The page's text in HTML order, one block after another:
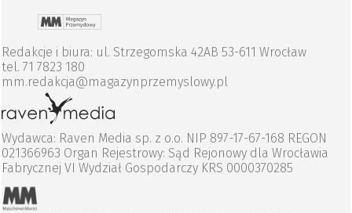
Redakcje i biura: ul. Strzegomska 42AB 53-611 Wrocław
tel. 71 7823 180
mm.redakcja@magazynprzemyslowy.pl
Wydawca: Raven Media sp. z o.o. NIP 897-17-67-168 REGON
021366963 Organ Rejestrowy: Sąd Rejonowy dla Wrocławia
Fabrycznej VI Wydział Gospodarczy KRS 0000370285